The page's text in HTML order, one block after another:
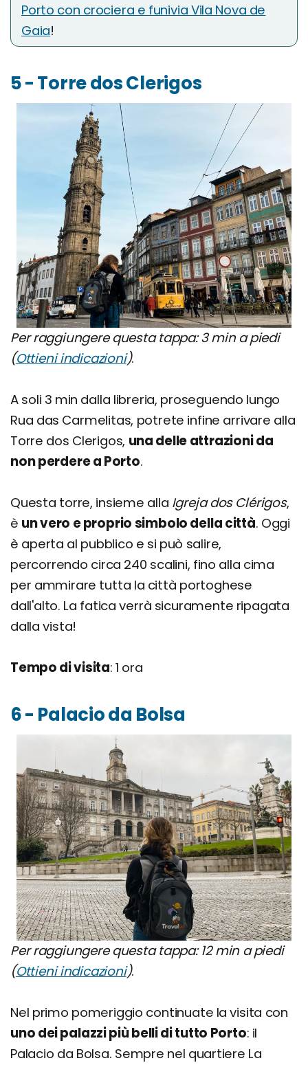
Porto con crociera e funivia Vila Nova de
Gaia!
5 - Torre dos Clerigos
Per raggiungere questa tappa: 3 min a piedi
(Ottieni indicazioni).
A soli 3 min dalla libreria, proseguendo lungo
Rua das Carmelitas, potrete infine arrivare alla
Torre dos Clerigos, una delle attrazioni da
non perdere a Porto.
Questa torre, insieme alla Igreja dos Clérigos,
è un vero e proprio simbolo della città. Oggi
è aperta al pubblico e si può salire,
percorrendo circa 240 scalini, fino alla cima
per ammirare tutta la città portoghese
dall'alto. La fatica verrà sicuramente ripagata
dalla vista!
Tempo di visita: 1 ora
6 - Palacio da Bolsa
Per raggiungere questa tappa: 12 min a piedi
(Ottieni indicazioni).
Nel primo pomeriggio continuate la visita con
uno dei palazzi più belli di tutto Porto: il
Palacio da Bolsa. Sempre nel quartiere La